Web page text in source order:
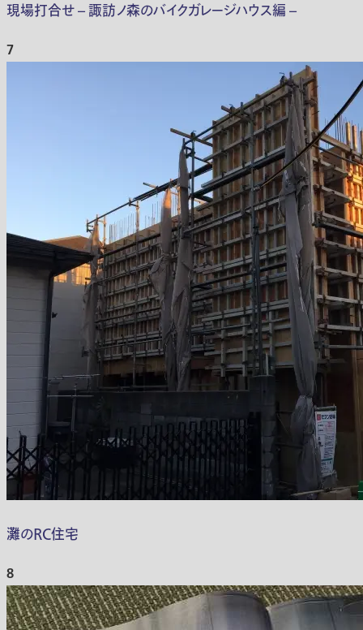
現場打合せ – 諏訪ノ森のバイクガレージハウス編 –
7
灘のRC住宅
8